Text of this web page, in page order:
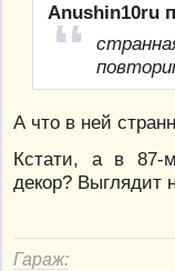
Anushin10ru
А что в ней
Кстати, а в 87-
декор? Выглядит
Гараж: